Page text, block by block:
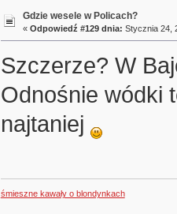
Gdzie wesele w Policach?
« Odpowiedź #129 dnia: Stycznia 24,
Szczerze? W
Odnośnie wódki
najtaniej
śmieszne kawały o blondynkach